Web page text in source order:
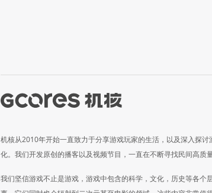
机核从2010年开始一直致力于分享游戏玩家的生活，以及深入探讨
化。我们开发原创的播客以及视频节目，一直在不断寻找民间高质
我们坚信游戏不止是游戏，游戏中包含的科学，文化，历史等各个